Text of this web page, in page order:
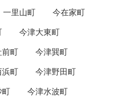
一里山町
今在家町
今津大東町
町
今津巽町
町
今津野田町
町
今津水波町